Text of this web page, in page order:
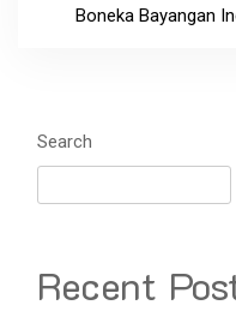
Boneka Bayangan
Search
Recent